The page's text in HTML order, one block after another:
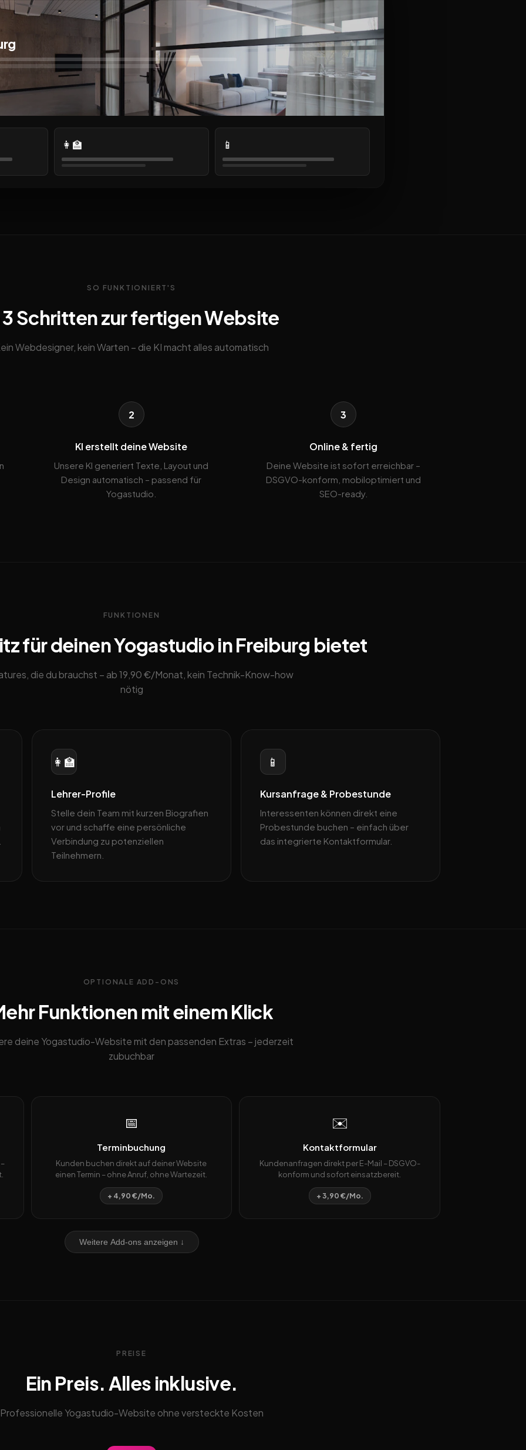
👩‍🏫 📱
SO FUNKTIONIERT'S
3 Schritten zur fertigen Website
Webdesigner, kein Warten – die KI macht alles automatisch
2
KI erstellt deine Website
Unsere KI generiert Texte, Layout und
Design automatisch – passend für
Yogastudio.
3
Online & fertig
Deine Website ist sofort erreichbar –
DSGVO-konform, mobiloptimiert und
SEO-ready.
FUNKTIONEN
für deinen Yogastudio in Freiburg bietet
die du brauchst – ab 19,90 €/Monat, kein Technik-Know-how
nötig
👩‍🏫
Lehrer-Profile
Stelle dein Team mit kurzen Biografien
vor und schaffe eine persönliche
Verbindung zu potenziellen
Teilnehmern.
📱
Kursanfrage & Probestunde
Interessenten können direkt eine
Probestunde buchen – einfach über
das integrierte Kontaktformular.
OPTIONALE ADD-ONS
Funktionen mit einem Klick
deine Yogastudio-Website mit den passenden Extras – jederzeit
zubuchbar
📅
Terminbuchung
Kunden buchen direkt auf deiner Website
einen Termin – ohne Anruf, ohne Wartezeit.
+ 4,90 €/Mo.
✉️
Kontaktformular
Kundenanfragen direkt per E-Mail – DSGVO-
konform und sofort einsatzbereit.
+ 3,90 €/Mo.
Weitere Add-ons anzeigen ↓
PREISE
Ein Preis. Alles inklusive.
Professionelle Yogastudio-Website ohne versteckte Kosten